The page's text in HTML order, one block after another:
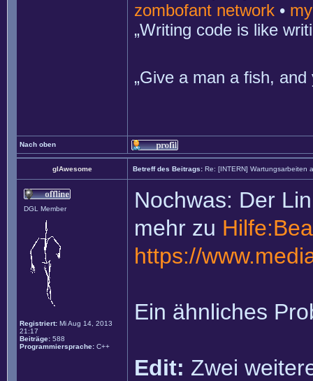
zombofant network •
„Writing code is like
„Give a man a fish,
Nach oben
glAwesome Betreff des Beitrags: Re: [INTERN] Wartungsarbeiten
DGL Member
Registriert: Mi Aug 14, 2013
21:17
Beiträge: 588
Programmiersprache: C++
Nochwas: Der
mehr zu
https://
Ein ähnliches
Edit: Zwei